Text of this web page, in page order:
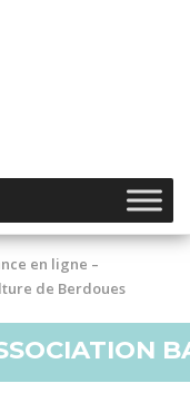
en ligne –
de Berdoues